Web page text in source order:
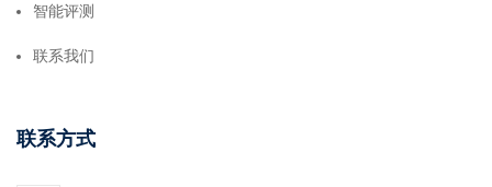
智能评测
联系我们
联系方式